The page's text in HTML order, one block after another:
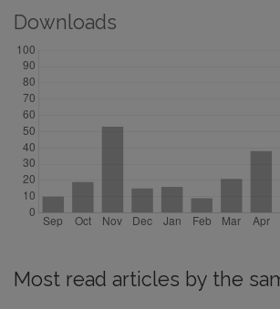
Downloads
Most read articles by the